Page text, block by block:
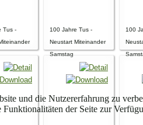
Tus -
100 Jahre Tus -
Neustart Miteinander
Samstag
100
und die Nutzererfahrung zu
der Seite zur